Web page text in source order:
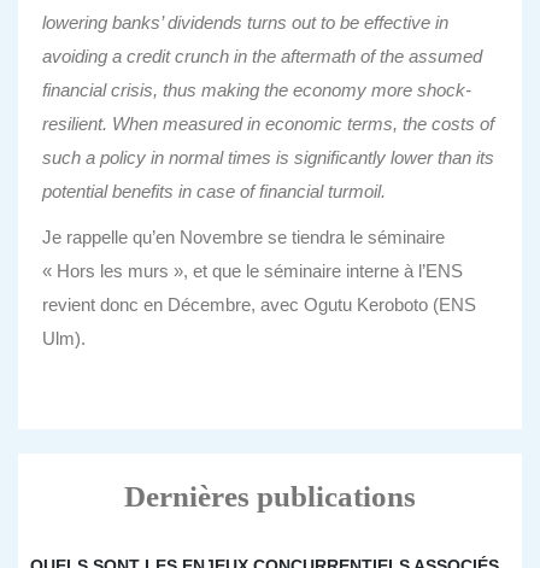
lowering banks’ dividends turns out to be effective in
avoiding a credit crunch in the aftermath of the assumed
financial crisis, thus making the economy more shock-
resilient. When measured in economic terms, the costs of
such a policy in normal times is significantly lower than its
potential benefits in case of financial turmoil.
Je rappelle qu’en Novembre se tiendra le séminaire
« Hors les murs », et que le séminaire interne à l’ENS
revient donc en Décembre, avec Ogutu Keroboto (ENS
Ulm).
Dernières publications